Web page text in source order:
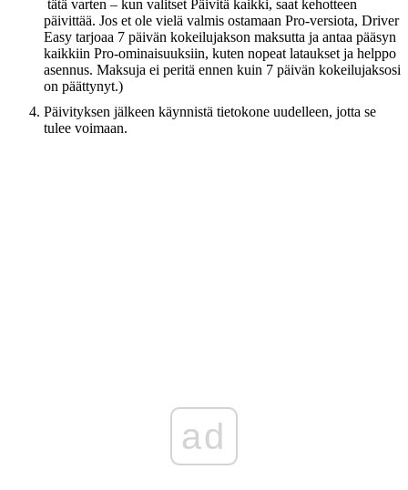
tätä varten – kun valitset Päivitä kaikki, saat kehotteen
päivittää. Jos et ole vielä valmis ostamaan Pro-versiota, Driver
Easy tarjoaa 7 päivän kokeilujakson maksutta ja antaa pääsyn
kaikkiin Pro-ominaisuuksiin, kuten nopeat lataukset ja helppo
asennus. Maksuja ei peritä ennen kuin 7 päivän kokeilujaksosi
on päättynyt.)
Päivityksen jälkeen käynnistä tietokone uudelleen, jotta se
tulee voimaan.
ad